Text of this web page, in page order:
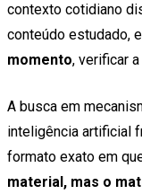
contexto cotidiano
conteúdo estudado,
momento, verificar
A busca em
inteligência artificial
formato exato em
material, mas o